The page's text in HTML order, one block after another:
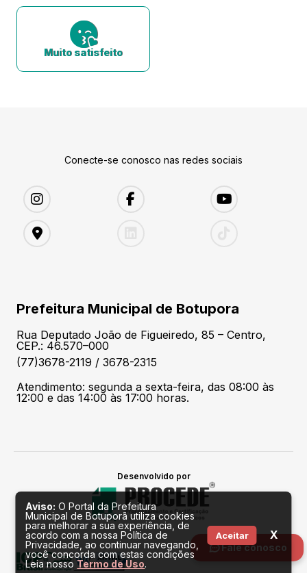
Fale conosco
Muito satisfeito
Conecte-se conosco nas redes sociais
Prefeitura Municipal de Botupora
Rua Deputado João de Figueiredo, 85 – Centro,
CEP.: 46.570–000
(77)3678-2119 / 3678-2315
Atendimento: segunda a sexta-feira, das 08:00 às
12:00 e das 14:00 às 17:00 horas.
Desenvolvido por
Aviso: O Portal da Prefeitura
Municipal de Botuporã utiliza cookies
para melhorar a sua experiência, de
acordo com a nossa Política de
Privacidade, ao continuar navegando,
você concorda com estas condições
Leia nossoTermo de Uso.
Aceitar X